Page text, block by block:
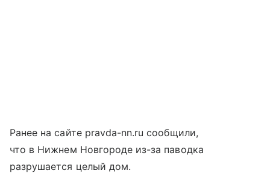
Ранее на сайте pravda-nn.ru сообщили,
что в Нижнем Новгороде из-за паводка
разрушается целый дом.